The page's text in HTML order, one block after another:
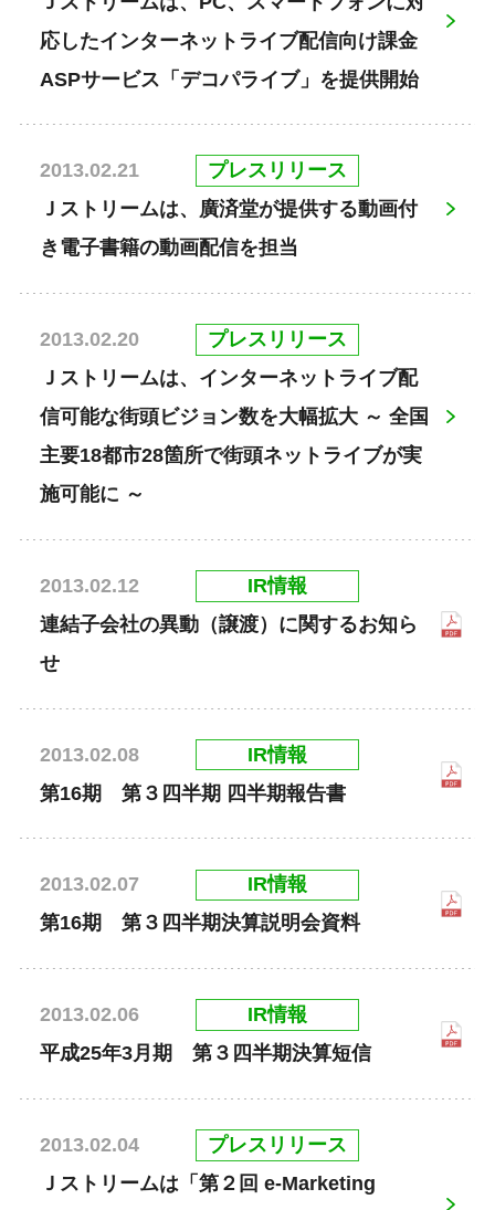
応したインターネットライブ配信向け課金
ASPサービス「デコパライブ」を提供開始
2013.02.21
プレスリリース
Ｊストリームは、廣済堂が提供する動画付
き電子書籍の動画配信を担当
2013.02.20
プレスリリース
Ｊストリームは、インターネットライブ配
信可能な街頭ビジョン数を大幅拡大 ～ 全国
主要18都市28箇所で街頭ネットライブが実
施可能に ～
2013.02.12
IR情報
連結子会社の異動（譲渡）に関するお知ら
せ
2013.02.08
IR情報
第16期 第３四半期 四半期報告書
2013.02.07
IR情報
第16期 第３四半期決算説明会資料
2013.02.06
IR情報
平成25年3月期 第３四半期決算短信
2013.02.04
プレスリリース
Ｊストリームは「第２回 e-Marketing